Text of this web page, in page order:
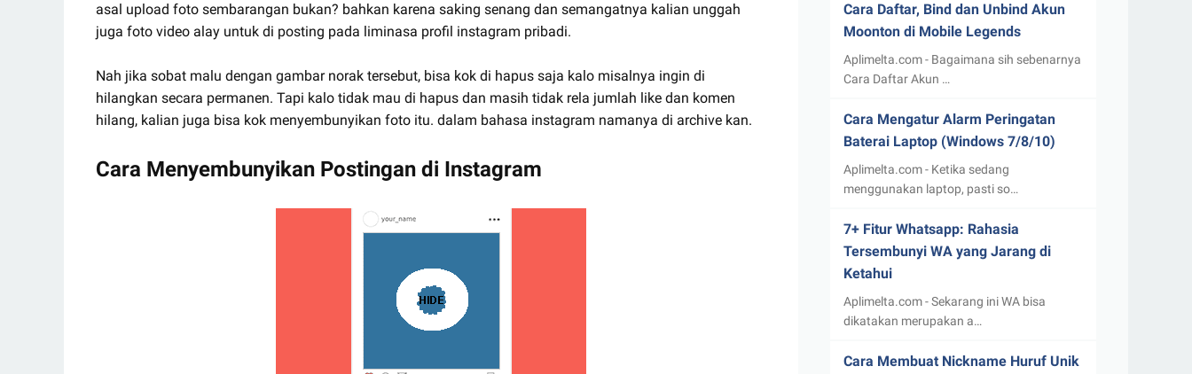
asal upload foto sembarangan bukan? bahkan karena saking senang dan semangatnya kalian unggah
juga foto video alay untuk di posting pada liminasa profil instagram pribadi.
Nah jika sobat malu dengan gambar norak tersebut, bisa kok di hapus saja kalo misalnya ingin di
hilangkan secara permanen. Tapi kalo tidak mau di hapus dan masih tidak rela jumlah like dan komen
hilang, kalian juga bisa kok menyembunyikan foto itu. dalam bahasa instagram namanya di archive kan.
Cara Menyembunyikan Postingan di Instagram
Cara Daftar, Bind dan Unbind Akun
Moonton di Mobile Legends
Aplimelta.com - Bagaimana sih sebenarnya
Cara Daftar Akun …
Cara Mengatur Alarm Peringatan
Baterai Laptop (Windows 7/8/10)
Aplimelta.com - Ketika sedang
menggunakan laptop, pasti so…
7+ Fitur Whatsapp: Rahasia
Tersembunyi WA yang Jarang di
Ketahui
Aplimelta.com - Sekarang ini WA bisa
dikatakan merupakan a…
Cara Membuat Nickname Huruf Unik